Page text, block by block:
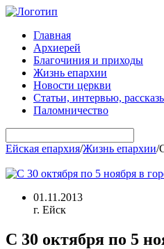
Главная
Архиерей
Благочиния и приходы
Жизнь епархии
Новости церкви
Статьи, интервью,
Паломничество
Ейская епархия/Жизнь епархии/
01.11.2013
г. Ейск
С 30 октября по 5